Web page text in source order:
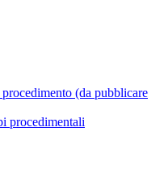
(da pubblicare
procedimentali